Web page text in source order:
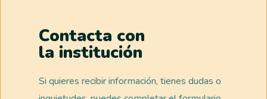
Contacta con
la institución
Si quieres recibir información, tienes dudas o